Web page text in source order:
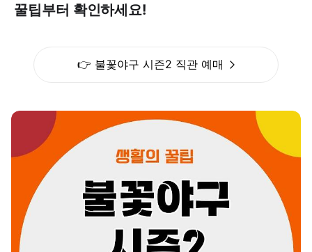
꿀팁부터 확인하세요!
👉 불꽃야구 시즌2 직관 예매